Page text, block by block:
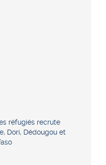
réfugiés recrute
Dori, Dédougou et